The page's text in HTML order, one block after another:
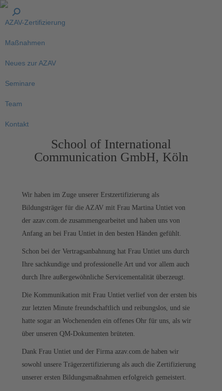
AZAV-Zertifizierung
Maßnahmen
Neues zur AZAV
Seminare
Team
Kontakt
School of International
Communication GmbH, Köln
Wir haben im Zuge unserer Erstzertifizierung als
Bildungsträger für die AZAV mit Frau Martina Untiet von
der azav.com.de zusammengearbeitet und haben uns von
Anfang an bei Frau Untiet in den besten Händen gefühlt.
Schon bei der Vertragsanbahnung hat Frau Untiet uns durch
Ihre sachkundige und professionelle Art und vor allem auch
durch Ihre außergewöhnliche Servicementalität überzeugt.
Die Kommunikation mit Frau Untiet verlief von der ersten bis
zur letzten Minute freundschaftlich und reibungslos, und sie
hatte sogar an Wochenenden ein offenes Ohr für uns, als wir
über unseren QM-Dokumenten brüteten.
Dank Frau Untiet und der Firma azav.com.de haben wir
sowohl unsere Trägerzertifizierung als auch die Zertifizierung
unserer ersten Bildungsmaßnahmen erfolgreich gemeistert.